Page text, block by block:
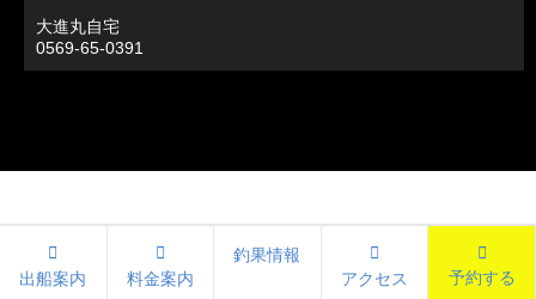
大進丸自宅
0569-65-0391
出船案内 料金案内
釣果情報
アクセス
予約する